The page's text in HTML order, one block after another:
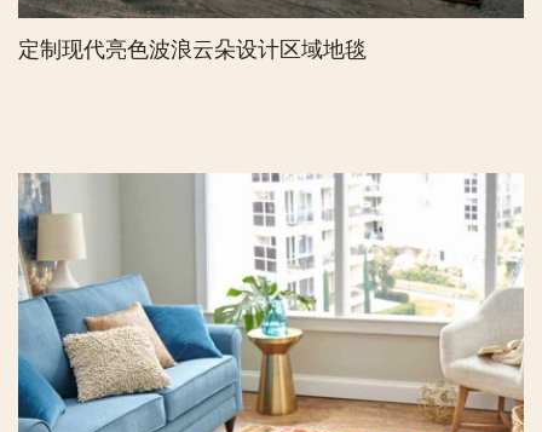
定制现代亮色波浪云朵设计区域地毯